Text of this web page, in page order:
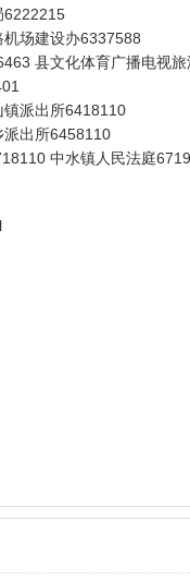
6222215
场建设办6337588
县文化体育广播电视
派出所6418110
出所6458110
中水镇人民法庭